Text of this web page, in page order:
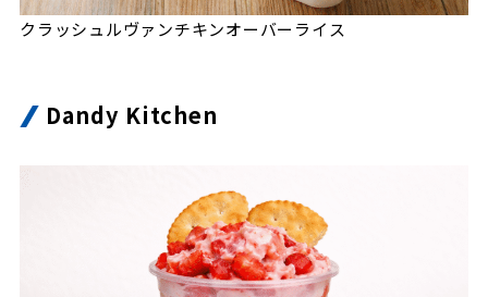
クラッシュルヴァンチキンオーバーライス
Dandy Kitchen